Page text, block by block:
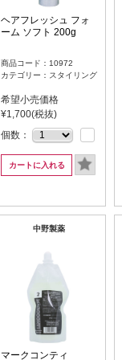
ヘアフレッシュ フォ
ーム ソフト 200g
商品コード：10972
カテゴリー：スタイリング
希望小売価格
¥1,700(税抜)
個数：
カートに入れる
中野製薬
マークコンティ